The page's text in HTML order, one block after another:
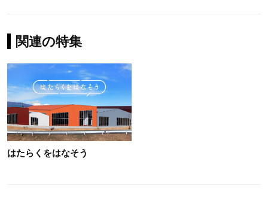
関連の特集
はたらくをはなそう